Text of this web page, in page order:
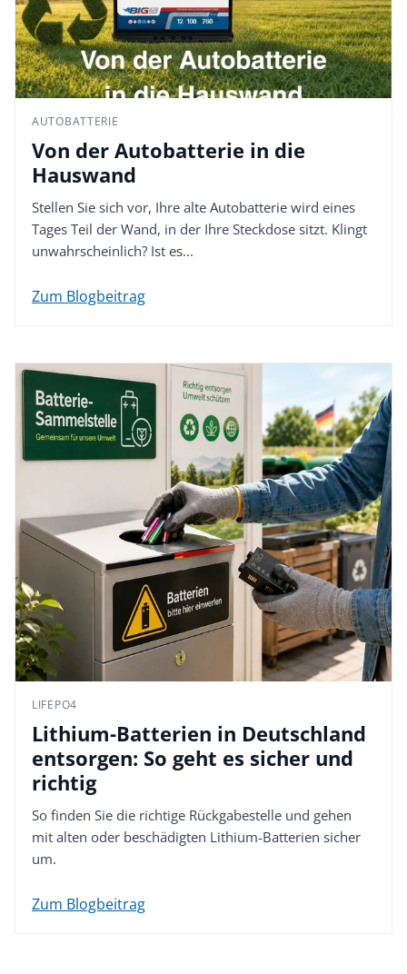
AUTOBATTERIE
Von der Autobatterie in die
Hauswand
Stellen Sie sich vor, Ihre alte Autobatterie wird eines
Tages Teil der Wand, in der Ihre Steckdose sitzt. Klingt
unwahrscheinlich? Ist es...
Zum Blogbeitrag
LIFEPO4
Lithium-Batterien in Deutschland
entsorgen: So geht es sicher und
richtig
So finden Sie die richtige Rückgabestelle und gehen
mit alten oder beschädigten Lithium-Batterien sicher
um.
Zum Blogbeitrag